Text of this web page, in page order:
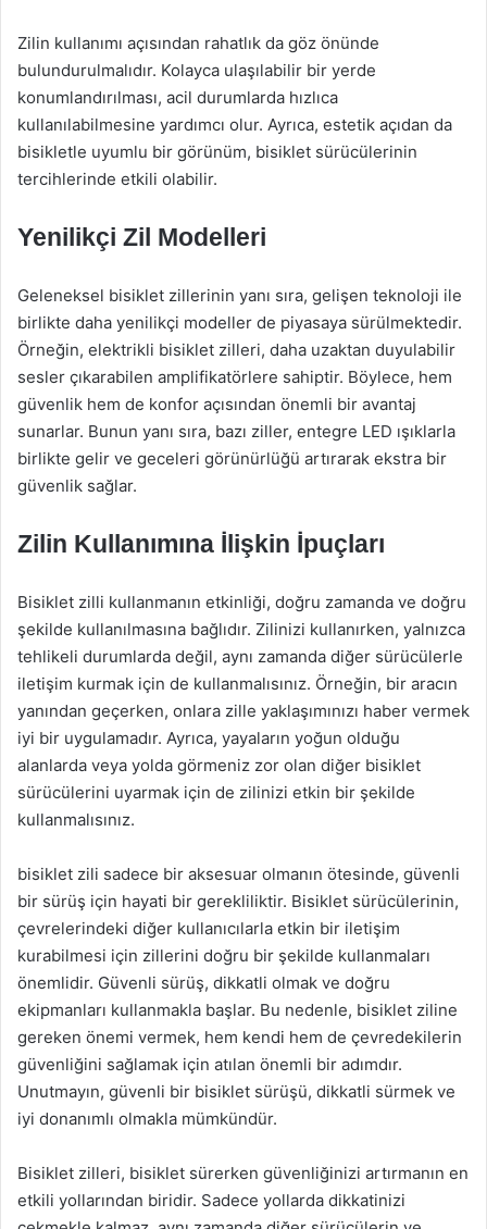
Zilin kullanımı açısından rahatlık da göz önünde
bulundurulmalıdır. Kolayca ulaşılabilir bir yerde
konumlandırılması, acil durumlarda hızlıca
kullanılabilmesine yardımcı olur. Ayrıca, estetik açıdan da
bisikletle uyumlu bir görünüm, bisiklet sürücülerinin
tercihlerinde etkili olabilir.
Yenilikçi Zil Modelleri
Geleneksel bisiklet zillerinin yanı sıra, gelişen teknoloji ile
birlikte daha yenilikçi modeller de piyasaya sürülmektedir.
Örneğin, elektrikli bisiklet zilleri, daha uzaktan duyulabilir
sesler çıkarabilen amplifikatörlere sahiptir. Böylece, hem
güvenlik hem de konfor açısından önemli bir avantaj
sunarlar. Bunun yanı sıra, bazı ziller, entegre LED ışıklarla
birlikte gelir ve geceleri görünürlüğü artırarak ekstra bir
güvenlik sağlar.
Zilin Kullanımına İlişkin İpuçları
Bisiklet zilli kullanmanın etkinliği, doğru zamanda ve doğru
şekilde kullanılmasına bağlıdır. Zilinizi kullanırken, yalnızca
tehlikeli durumlarda değil, aynı zamanda diğer sürücülerle
iletişim kurmak için de kullanmalısınız. Örneğin, bir aracın
yanından geçerken, onlara zille yaklaşımınızı haber vermek
iyi bir uygulamadır. Ayrıca, yayaların yoğun olduğu
alanlarda veya yolda görmeniz zor olan diğer bisiklet
sürücülerini uyarmak için de zilinizi etkin bir şekilde
kullanmalısınız.
bisiklet zili sadece bir aksesuar olmanın ötesinde, güvenli
bir sürüş için hayati bir gerekliliktir. Bisiklet sürücülerinin,
çevrelerindeki diğer kullanıcılarla etkin bir iletişim
kurabilmesi için zillerini doğru bir şekilde kullanmaları
önemlidir. Güvenli sürüş, dikkatli olmak ve doğru
ekipmanları kullanmakla başlar. Bu nedenle, bisiklet ziline
gereken önemi vermek, hem kendi hem de çevredekilerin
güvenliğini sağlamak için atılan önemli bir adımdır.
Unutmayın, güvenli bir bisiklet sürüşü, dikkatli sürmek ve
iyi donanımlı olmakla mümkündür.
Bisiklet zilleri, bisiklet sürerken güvenliğinizi artırmanın en
etkili yollarından biridir. Sadece yollarda dikkatinizi